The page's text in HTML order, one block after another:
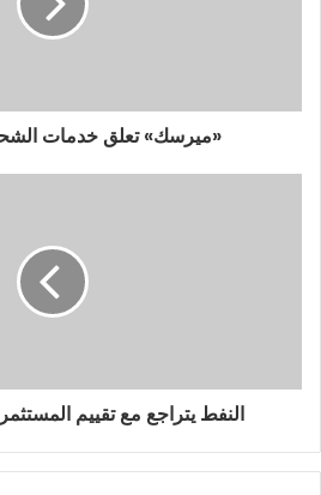
«ميرسك» تعلق خدمات
النفط يتراجع مع تقييم